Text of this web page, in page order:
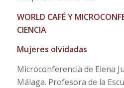
WORLD CAFÉ Y
CIENCIA
Mujeres olvidadas
Microconferencia de Elena
Málaga. Profesora de la